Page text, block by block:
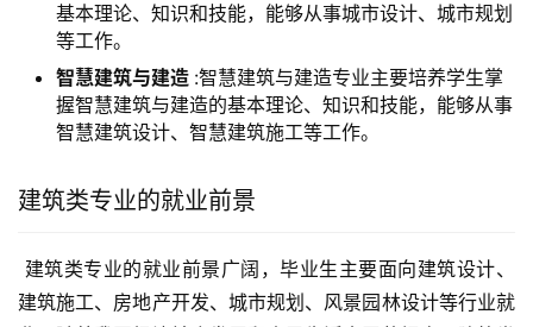
基本理论、知识和技能，能够从事城市设计、城市规划
等工作。
智慧建筑与建造 :智慧建筑与建造专业主要培养学生掌
握智慧建筑与建造的基本理论、知识和技能，能够从事
智慧建筑设计、智慧建筑施工等工作。
建筑类专业的就业前景
建筑施工、房地产开发、城市规划、风景园林设计等行业就